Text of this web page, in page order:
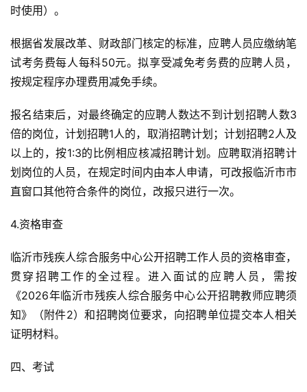
时使用）。
根据省发展改革、财政部门核定的标准，应聘人员应缴纳笔
试考务费每人每科50元。拟享受减免考务费的应聘人员，
按规定程序办理费用减免手续。
报名结束后，对最终确定的应聘人数达不到计划招聘人数3
倍的岗位，计划招聘1人的，取消招聘计划；计划招聘2人及
以上的，按1:3的比例相应核减招聘计划。应聘取消招聘计
划岗位的人员，在规定时间内由本人申请，可改报临沂市市
直窗口其他符合条件的岗位，改报只进行一次。
4.资格审查
临沂市残疾人综合服务中心公开招聘工作人员的资格审查，
贯穿招聘工作的全过程。进入面试的应聘人员，需按
《2026年临沂市残疾人综合服务中心公开招聘教师应聘须
知》（附件2）和招聘岗位要求，向招聘单位提交本人相关
证明材料。
四、考试